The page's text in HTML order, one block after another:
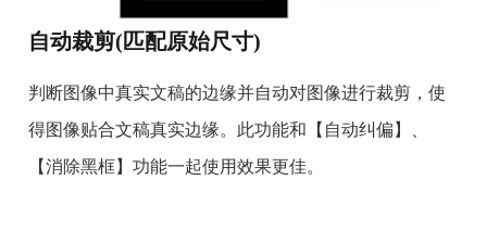
自动裁剪(匹配原始尺寸)
判断图像中真实文稿的边缘并自动对图像进行裁剪，使
得图像贴合文稿真实边缘。此功能和【自动纠偏】、
【消除黑框】功能一起使用效果更佳。